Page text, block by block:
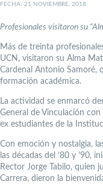
FECHA: 21 NOVIEMBRE, 2018
Profesionales visitaron su
Más de treinta
UCN, visitaron su Alma
Cardenal Antonio Samoré,
formación académica.
La actividad se enmarcó
General de Vinculación
ex estudiantes de la
Con emoción y nostalgia,
las décadas del ’80 y ’90,
Rector Jorge Tabilo, quien
Carrera, dieron la